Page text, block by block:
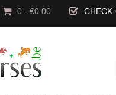
0 - €0.00